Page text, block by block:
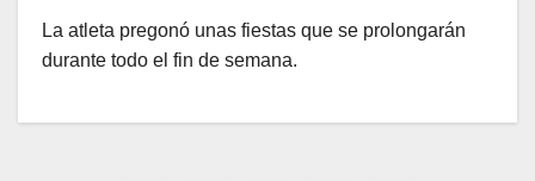
La atleta pregonó unas fiestas que se prolongarán
durante todo el fin de semana.